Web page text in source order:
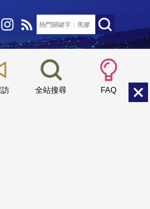
訪 全站搜尋 FAQ
小 中